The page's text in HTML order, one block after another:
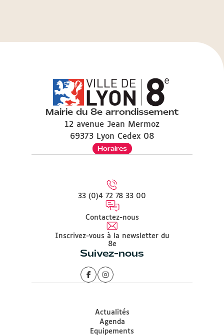
Mairie du 8e arrondissement
12 avenue Jean Mermoz
69373 Lyon Cedex 08
Horaires
33 (0)4 72 78 33 00
Contactez-nous
Inscrivez-vous à la newsletter du
8e
Suivez-nous
Actualités
Agenda
Equipements